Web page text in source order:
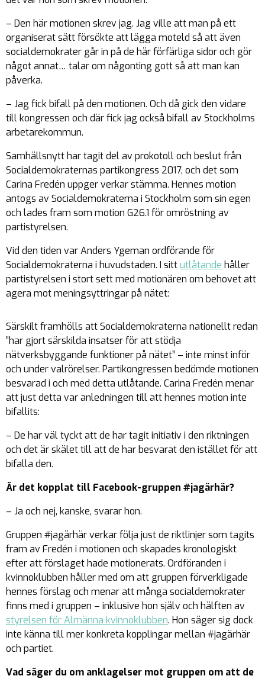
– Den här motionen skrev jag. Jag ville att man på ett
organiserat sätt försökte att lägga moteld så att även
socialdemokrater går in på de här förfärliga sidor och gör
något annat… talar om någonting gott så att man kan
påverka.
– Jag fick bifall på den motionen. Och då gick den vidare
till kongressen och där fick jag också bifall av Stockholms
arbetarekommun.
Samhällsnytt har tagit del av prokotoll och beslut från
Socialdemokraternas partikongress 2017, och det som
Carina Fredén uppger verkar stämma. Hennes motion
antogs av Socialdemokraterna i Stockholm som sin egen
och lades fram som motion G26.1 för omröstning av
partistyrelsen.
Vid den tiden var Anders Ygeman ordförande för
Socialdemokraterna i huvudstaden. I sittutlåtande håller
partistyrelsen i stort sett med motionären om behovet att
agera mot meningsyttringar på nätet:
Särskilt framhölls att Socialdemokraterna nationellt redan
”har gjort särskilda insatser för att stödja
nätverksbyggande funktioner på nätet” – inte minst inför
och under valrörelser. Partikongressen bedömde motionen
besvarad i och med detta utlåtande. Carina Fredén menar
att just detta var anledningen till att hennes motion inte
bifallits:
– De har väl tyckt att de har tagit initiativ i den riktningen
och det är skälet till att de har besvarat den istället för att
bifalla den.
Är det kopplat till Facebook-gruppen #jagärhär?
– Ja och nej, kanske, svarar hon.
Gruppen #jagärhär verkar följa just de riktlinjer som tagits
fram av Fredén i motionen och skapades kronologiskt
efter att förslaget hade motionerats. Ordföranden i
kvinnoklubben håller med om att gruppen förverkligade
hennes förslag och menar att många socialdemokrater
finns med i gruppen – inklusive hon själv och hälften av
styrelsen för Almänna kvinnoklubben. Hon säger sig dock
inte känna till mer konkreta kopplingar mellan #jagärhär
och partiet.
Vad säger du om anklagelser mot gruppen om att de